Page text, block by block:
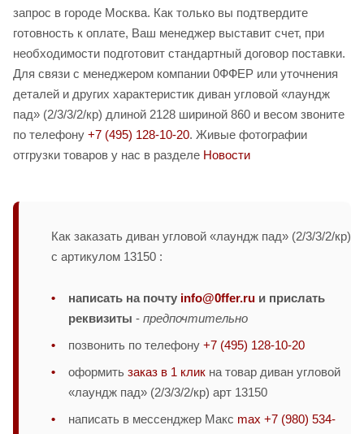
запрос в городе Москва. Как только вы подтвердите
готовность к оплате, Ваш менеджер выставит счет, при
необходимости подготовит стандартный договор поставки.
Для связи с менеджером компании 0ФФЕР или уточнения
деталей и других характеристик диван угловой «лаундж
пад» (2/3/3/2/кр) длиной 2128 шириной 860 и весом звоните
по телефону +7 (495) 128-10-20. Живые фотографии
отгрузки товаров у нас в разделе Новости
Как заказать диван угловой «лаундж пад» (2/3/3/2/кр)
с артикулом 13150 :
написать на почту info@0ffer.ru и прислать
реквизиты - предпочтительно
позвонить по телефону +7 (495) 128-10-20
оформить заказ в 1 клик на товар диван угловой
«лаундж пад» (2/3/3/2/кр) арт 13150
написать в мессенджер Макс max +7 (980) 534-